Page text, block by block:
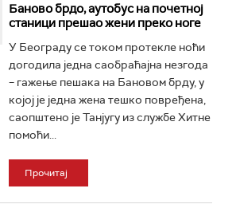
Баново брдо, аутобус на почетној
станици прешао жени преко ноге
У Београду се током протекле ноћи
догодила једна саобраћајна незгода
– гажење пешака на Бановом брду, у
којој је једна жена тешко повређена,
саопштено је Танјугу из службе Хитне
помоћи...
Прочитај